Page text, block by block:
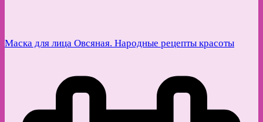
Маска для лица Овсяная. Народные рецепты красоты